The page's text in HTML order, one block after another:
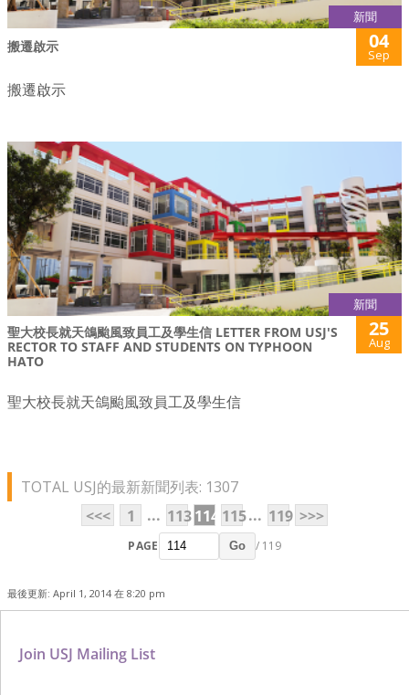
新聞
搬遷啟示 04
Sep
搬遷啟示
新聞
聖大校長就天鴿颱風致員工及學生信 LETTER FROM USJ'S
RECTOR TO STAFF AND STUDENTS ON TYPHOON
HATO
25
Aug
聖大校長就天鴿颱風致員工及學生信
TOTAL USJ的最新新聞列表: 1307
<<<
1 ... 113114 115... 119 >>>
PAGE Go / 119
最後更新: April 1, 2014 在 8:20 pm
Join USJ Mailing List